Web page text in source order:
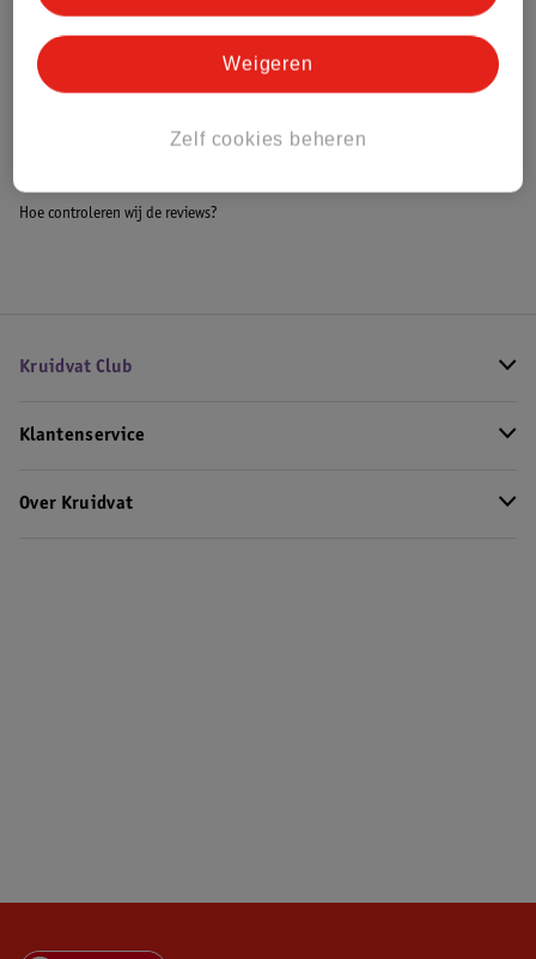
Bestel & Bezorginformatie
Hoe controleren wij de reviews?
Kruidvat Club
Klantenservice
Over Kruidvat
Zelf cookies beheren
Weigeren